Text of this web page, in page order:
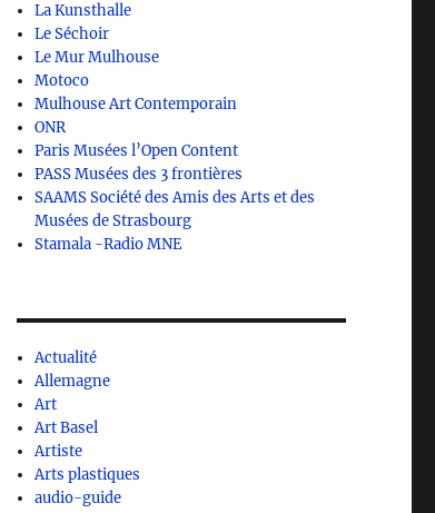
La Kunsthalle
Le Séchoir
Le Mur Mulhouse
Motoco
Mulhouse Art Contemporain
ONR
Paris Musées l’Open Content
PASS Musées des 3 frontières
SAAMS Société des Amis des Arts et des
Musées de Strasbourg
Stamala -Radio MNE
Actualité
Allemagne
Art
Art Basel
Artiste
Arts plastiques
audio-guide